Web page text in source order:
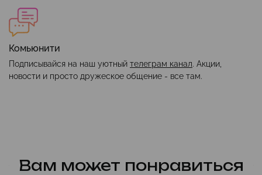
Комьюнити
Подписывайся на наш уютный телеграм канал. Акции,
новости и просто дружеское общение - все там.
Вам может понравиться